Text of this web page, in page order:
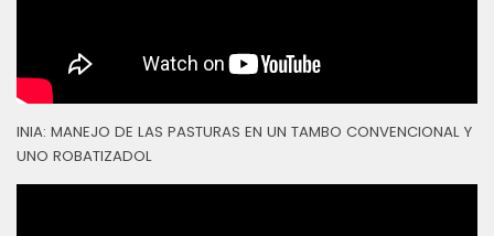
INIA: MANEJO DE LAS PASTURAS EN UN TAMBO CONVENCIONAL Y
UNO ROBATIZADOL